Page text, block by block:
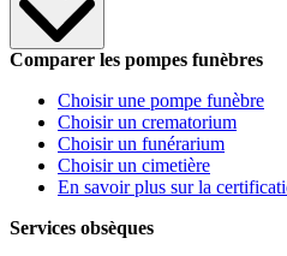
Comparer les pompes funèbres
Choisir une pompe funèbre
Choisir un crematorium
Choisir un funérarium
Choisir un cimetière
En savoir plus sur la
Services obsèques